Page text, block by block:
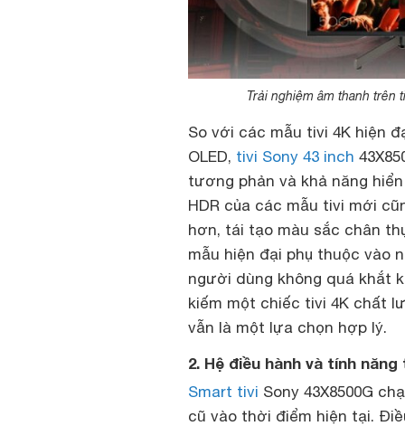
Trải nghiệm âm thanh trên
So với các mẫu tivi 4K hiện
OLED, tivi Sony 43 inch
tương phản và khả năng
HDR của các mẫu tivi mới
hơn, tái tạo màu sắc chân
mẫu hiện đại phụ thuộc vào
người dùng không quá khắt
kiếm một chiếc tivi 4K chất
vẫn là một lựa chọn hợp lý.
2. Hệ điều hành và tính
Smart tivi Sony 43X8500G
cũ vào thời điểm hiện tại.